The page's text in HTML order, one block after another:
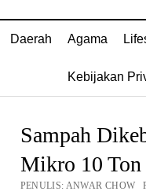
Daerah Agama
Kebijakan
Sampah
Mikro 10
PENULIS: ANWAR CHOW